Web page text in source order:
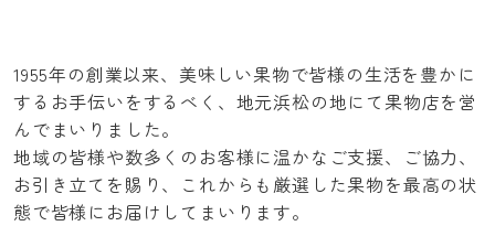
1955年の創業以来、美味しい果物で皆様の生活を豊かに
するお手伝いをするべく、地元浜松の地にて果物店を営
んでまいりました。
地域の皆様や数多くのお客様に温かなご支援、ご協力、
お引き立てを賜り、これからも厳選した果物を最高の状
態で皆様にお届けしてまいります。